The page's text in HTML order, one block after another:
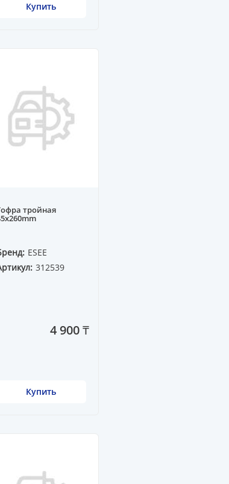
Купить
тройная
ESEE
312539
4 900 ₸
Купить